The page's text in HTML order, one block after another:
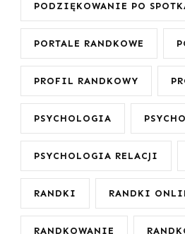
PODZIĘKOWANIE PO
PORTALE RANDKOWE
PROFIL RANDKOWY
PSYCHOLOGIA
PSYCHOLOGIA RELACJI
RANDKI RANDKI
RANDKOWANIE